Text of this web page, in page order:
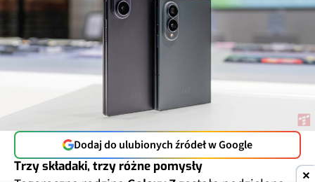
Dodaj do ulubionych źródeł w Google
Trzy składaki, trzy różne pomysły